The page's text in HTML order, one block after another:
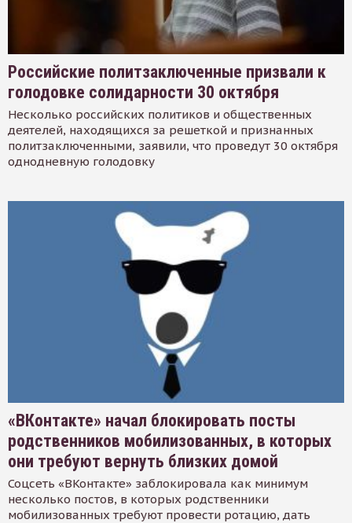
Российские политзаключенные призвали к
голодовке солидарности 30 октября
Несколько российских политиков и общественных
деятелей, находящихся за решеткой и признанных
политзаключенными, заявили, что проведут 30 октября
однодневную голодовку
«ВКонтакте» начал блокировать посты
родственников мобилизованных, в которых
они требуют вернуть близких домой
Соцсеть «ВКонтакте» заблокировала как минимум
несколько постов, в которых родственники
мобилизованных требуют провести ротацию, дать